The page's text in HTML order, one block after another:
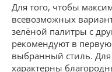
Для того, чтобы
всевозможных
зелёной палитры с
рекомендуют в
выбранный стиль. Для
характерны